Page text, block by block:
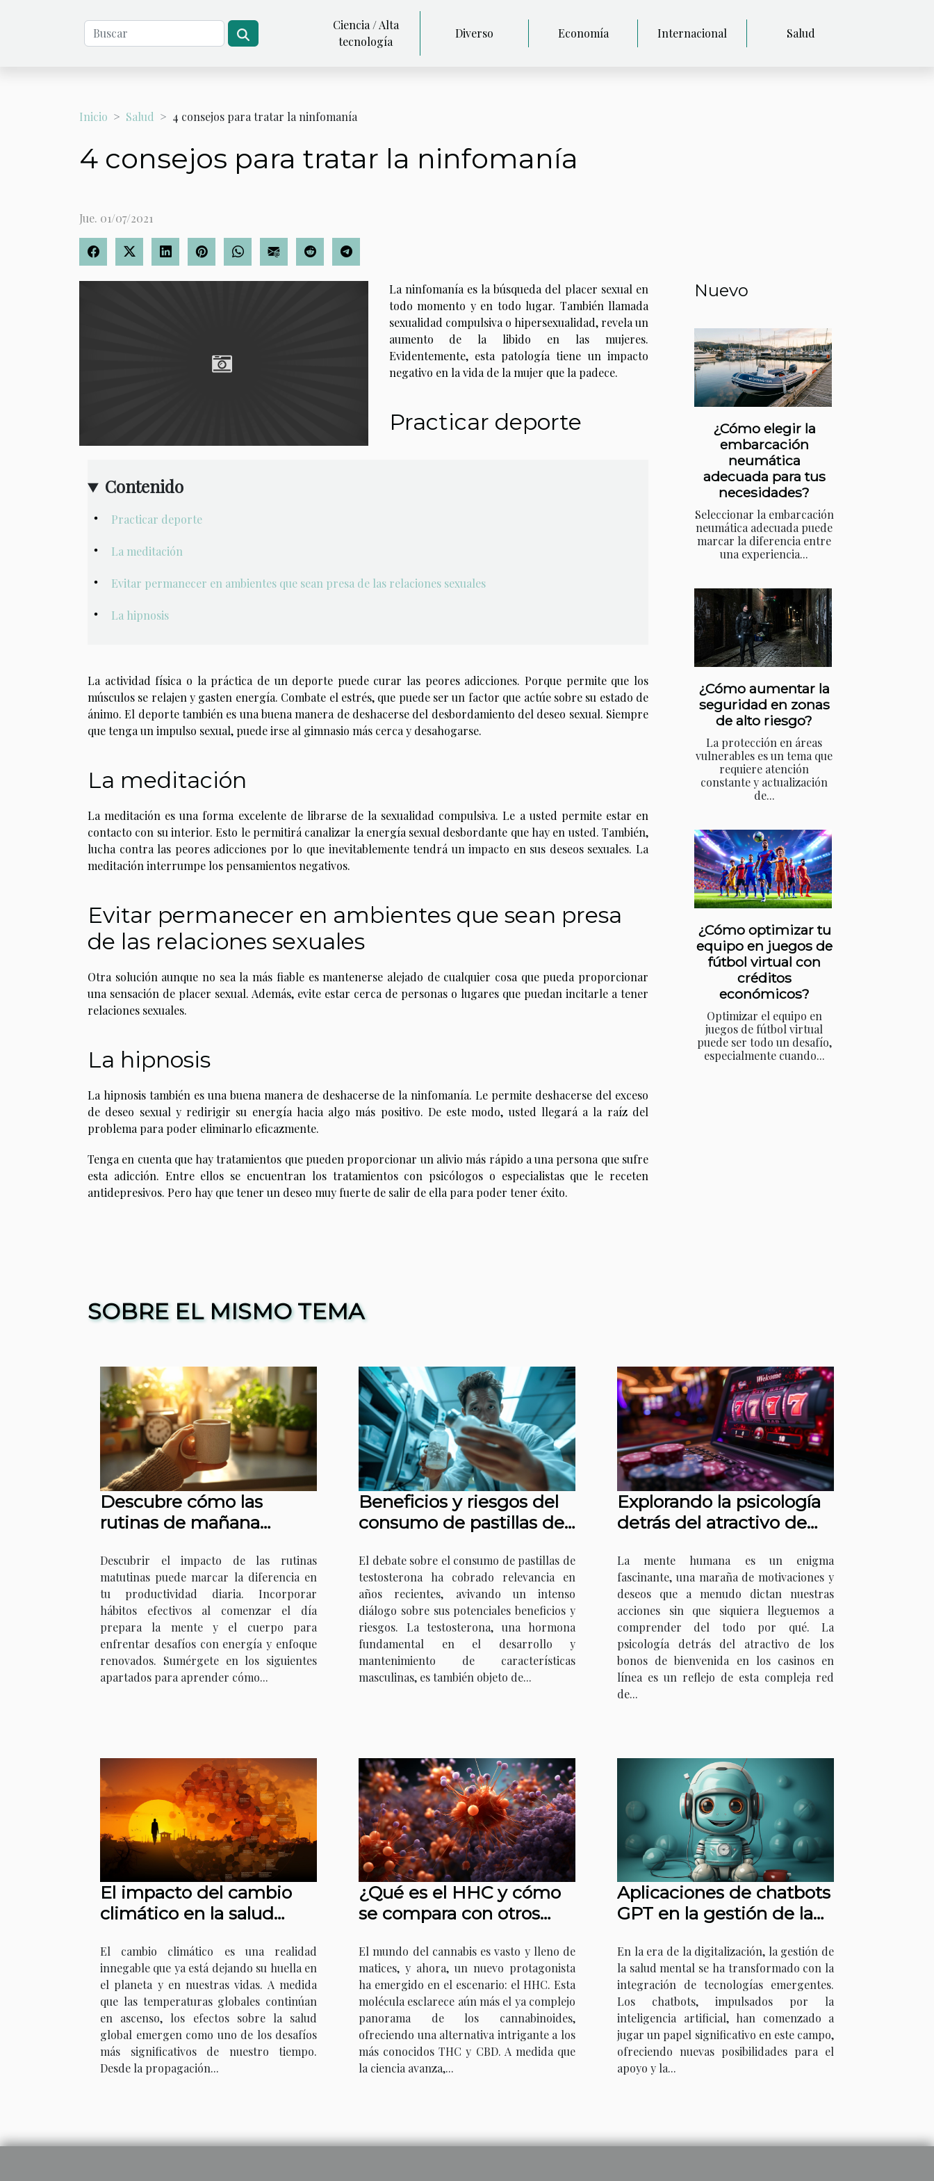
Ciencia / Alta
tecnología
Diverso Economía Internacional Salud
Inicio Salud 4 consejos para tratar la ninfomanía
4 consejos para tratar la ninfomanía
Jue. 01/07/2021
Contenido
Practicar deporte
La meditación
Evitar permanecer en ambientes que sean presa de las relaciones sexuales
La hipnosis
La ninfomanía es la búsqueda del placer sexual en
todo momento y en todo lugar. También llamada
sexualidad compulsiva o hipersexualidad, revela un
aumento de la libido en las mujeres.
Evidentemente, esta patología tiene un impacto
negativo en la vida de la mujer que la padece.
Practicar deporte
La actividad física o la práctica de un deporte puede curar las peores adicciones. Porque permite que los
músculos se relajen y gasten energía. Combate el estrés, que puede ser un factor que actúe sobre su estado de
ánimo. El deporte también es una buena manera de deshacerse del desbordamiento del deseo sexual. Siempre
que tenga un impulso sexual, puede irse al gimnasio más cerca y desahogarse.
La meditación
La meditación es una forma excelente de librarse de la sexualidad compulsiva. Le a usted permite estar en
contacto con su interior. Esto le permitirá canalizar la energía sexual desbordante que hay en usted. También,
lucha contra las peores adicciones por lo que inevitablemente tendrá un impacto en sus deseos sexuales. La
meditación interrumpe los pensamientos negativos.
Evitar permanecer en ambientes que sean presa
de las relaciones sexuales
Otra solución aunque no sea la más fiable es mantenerse alejado de cualquier cosa que pueda proporcionar
una sensación de placer sexual. Además, evite estar cerca de personas o lugares que puedan incitarle a tener
relaciones sexuales.
La hipnosis
La hipnosis también es una buena manera de deshacerse de la ninfomanía. Le permite deshacerse del exceso
de deseo sexual y redirigir su energía hacia algo más positivo. De este modo, usted llegará a la raíz del
problema para poder eliminarlo eficazmente.
Tenga en cuenta que hay tratamientos que pueden proporcionar un alivio más rápido a una persona que sufre
esta adicción. Entre ellos se encuentran los tratamientos con psicólogos o especialistas que le receten
antidepresivos. Pero hay que tener un deseo muy fuerte de salir de ella para poder tener éxito.
Nuevo
¿Cómo elegir la
embarcación
neumática
adecuada para tus
necesidades?
Seleccionar la embarcación
neumática adecuada puede
marcar la diferencia entre
una experiencia...
¿Cómo aumentar la
seguridad en zonas
de alto riesgo?
La protección en áreas
vulnerables es un tema que
requiere atención
constante y actualización
de...
¿Cómo optimizar tu
equipo en juegos de
fútbol virtual con
créditos
económicos?
Optimizar el equipo en
juegos de fútbol virtual
puede ser todo un desafío,
especialmente cuando...
SOBRE EL MISMO TEMA
Descubre cómo las
rutinas de mañana
productividad diaria
Descubrir el impacto de las rutinas
matutinas puede marcar la diferencia en
tu productividad diaria. Incorporar
hábitos efectivos al comenzar el día
prepara la mente y el cuerpo para
enfrentar desafíos con energía y enfoque
renovados. Sumérgete en los siguientes
apartados para aprender cómo...
Beneficios y riesgos del
consumo de pastillas de
El debate sobre el consumo de pastillas de
testosterona ha cobrado relevancia en
años recientes, avivando un intenso
diálogo sobre sus potenciales beneficios y
riesgos. La testosterona, una hormona
fundamental en el desarrollo y
mantenimiento de características
masculinas, es también objeto de...
Explorando la psicología
detrás del atractivo de
en los casinos en línea
La mente humana es un enigma
fascinante, una maraña de motivaciones y
deseos que a menudo dictan nuestras
acciones sin que siquiera lleguemos a
comprender del todo por qué. La
psicología detrás del atractivo de los
bonos de bienvenida en los casinos en
línea es un reflejo de esta compleja red
de...
El impacto del cambio
climático en la salud
El cambio climático es una realidad
innegable que ya está dejando su huella en
el planeta y en nuestras vidas. A medida
que las temperaturas globales continúan
en ascenso, los efectos sobre la salud
global emergen como uno de los desafíos
más significativos de nuestro tiempo.
Desde la propagación...
¿Qué es el HHC y cómo
se compara con otros
El mundo del cannabis es vasto y lleno de
matices, y ahora, un nuevo protagonista
ha emergido en el escenario: el HHC. Esta
molécula esclarece aún más el ya complejo
panorama de los cannabinoides,
ofreciendo una alternativa intrigante a los
más conocidos THC y CBD. A medida que
la ciencia avanza,...
Aplicaciones de chatbots
GPT en la gestión de la
En la era de la digitalización, la gestión de
la salud mental se ha transformado con la
integración de tecnologías emergentes.
Los chatbots, impulsados por la
inteligencia artificial, han comenzado a
jugar un papel significativo en este campo,
ofreciendo nuevas posibilidades para el
apoyo y la...